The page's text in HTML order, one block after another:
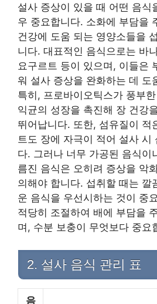
설사 증상이 있을 때 어떤 음식
우 중요합니다. 소화에 부담을
건강에 도움 되는 영양소들을
니다. 대표적인 음식으로는 바
요구르트 등이 있으며, 이들은
워 설사 증상을 완화하는 데 도
특히, 프로바이오틱스가 풍부
익균의 성장을 촉진해 장 건강
뛰어납니다. 또한, 섬유질이 적
트도 장에 자극이 적어 설사 시
다. 그러나 너무 가공된 음식이
름진 음식은 오히려 증상을 악
의해야 합니다. 섭취할 때는 깔
운 음식을 우선시하는 것이 중
적당히 조절하여 배에 부담을
며, 수분 보충이 무엇보다 중요
2. 설사 음식 관리 표
음